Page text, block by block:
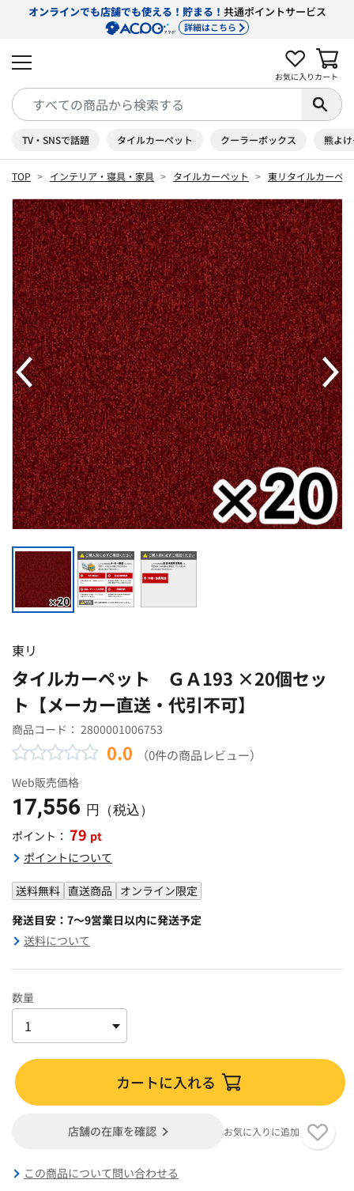
オンラインでも店舗でも使える！貯まる！ 共通ポイントサービス
詳細はこちら
お気に入り カート
TV・SNSで話題 タイルカーペット クーラーボックス 熊よ
TOP インテリア・寝具・家具 タイルカーペット 東リタイルカーペ
東リ
タイルカーペット ＧＡ193 ×20個セッ
ト【メーカー直送・代引不可】
商品コード： 2800001006753
0.0 （0件の商品レビュー）
Web販売価格
17,556 円（税込）
ポイント： 79 pt
ポイントについて
送料無料 直送商品 オンライン限定
発送目安：7～9営業日以内に発送予定
送料について
数量
カートに入れる
店舗の在庫を確認 お気に入りに追加
この商品について問い合わせる